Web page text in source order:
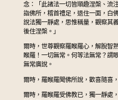
念：「此諸法一切皆順趣涅槃、流
詣佛所，稽首禮足，退住一面，白
說法獨一靜處，思惟稱量，觀察其
後住涅槃。」
爾時，世尊觀察羅睺羅心，解脫智
睺羅！一切無常。何等法無常？
無常廣說。
爾時，羅睺羅聞佛所說，歡喜隨喜
爾時，羅睺羅受佛教已，獨一靜處